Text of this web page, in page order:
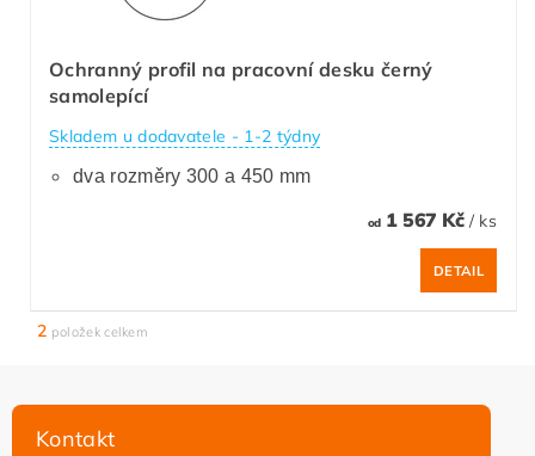
Ochranný profil na pracovní desku černý
samolepící
Skladem u dodavatele - 1-2 týdny
dva rozměry 300 a 450 mm
od1 567 Kč / ks
DETAIL
2 položek celkem
Kontakt